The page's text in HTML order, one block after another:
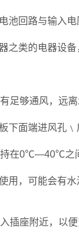
池回路与输入
之类的电器设备
足够通风，远离
下面端进风孔
持在0℃—40℃之
用，可能会有
插座附近，以